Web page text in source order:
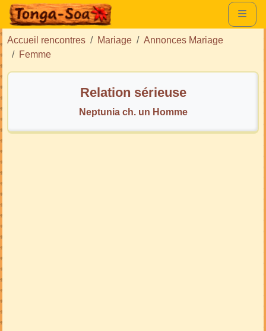
Accueil rencontres Mariage
Annonces Mariage
Femme
Relation sérieuse
Neptunia ch. un Homme